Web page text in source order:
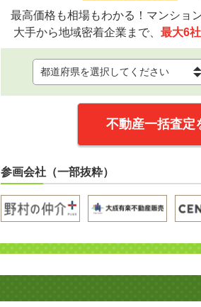
最高価格も相場もわかる！マンショ
大手から地域密着企業まで、 最大6社
不動産一括査定
参画会社（一部抜粋）